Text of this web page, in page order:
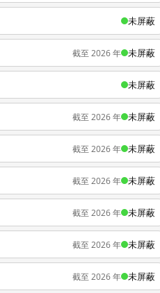
未屏蔽
截至 2026 年 未屏蔽
未屏蔽
截至 2026 年 未屏蔽
截至 2026 年 未屏蔽
截至 2026 年 未屏蔽
截至 2026 年 未屏蔽
截至 2026 年 未屏蔽
截至 2026 年 未屏蔽